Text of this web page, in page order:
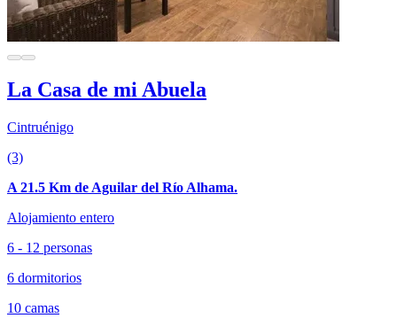
La Casa de mi Abuela
Cintruénigo
(3)
A 21.5 Km de Aguilar del Río Alhama.
Alojamiento entero
6 - 12 personas
6 dormitorios
10 camas